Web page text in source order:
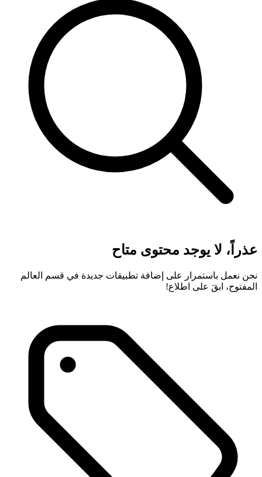
عذراً، لا يوجد محتوى متاح
نحن نعمل باستمرار على إضافة تطبيقات جديدة في قسم العالم
المفتوح، ابقَ على اطلاع!